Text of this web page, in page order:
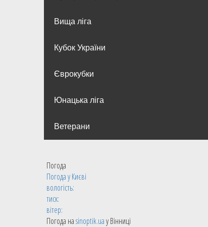
Вища лiга
Кубок України
Єврокубки
Юнацька ліга
Ветерани
Погода
Погода уКиєві
вологість:
тиск:
вітер:
Погода наsinoptik.uaу Вінниці